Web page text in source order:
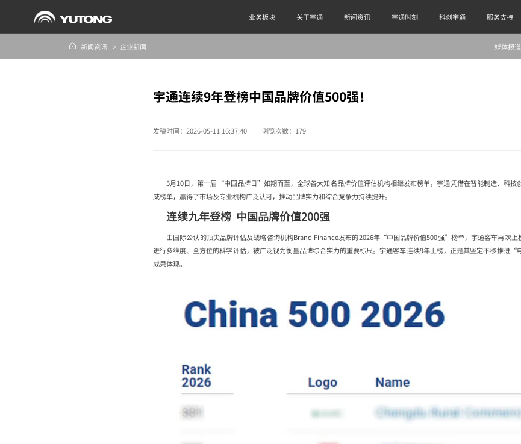
业务板块 关于宇通 新闻资讯 宇通时刻 科创宇通 服务支持
新闻资讯 企业新闻 媒体报道
宇通连续9年登榜中国品牌价值500强！
发稿时间：2026-05-11 16:37:40 浏览次数： 179
5月10日，第十届“中国品牌日”如期而至，全球各大知名品牌价值评估机构相继发布榜单，宇通凭借在智能制造、科技
威榜单，赢得了市场及专业机构广泛认可，推动品牌实力和综合竞争力持续提升。
连续九年登榜 中国品牌价值200强
由国际公认的顶尖品牌评估及战略咨询机构Brand Finance发布的2026年“中国品牌价值500强”榜单，宇通客车再次
进行多维度、全方位的科学评估，被广泛视为衡量品牌综合实力的重要标尺。宇通客车连续9年上榜，正是其坚定不移推进
成果体现。